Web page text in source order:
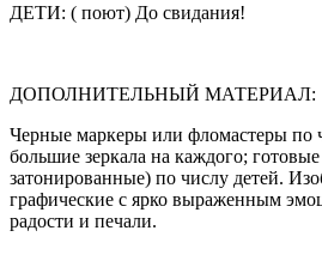
ДЕТИ: ( поют) До свидания!
ДОПОЛНИТЕЛЬНЫЙ МАТЕРИАЛ:
Черные маркеры или фломастеры по
большие зеркала на каждого;
затонированные) по числу детей.
графические с ярко выраженным
радости и печали.